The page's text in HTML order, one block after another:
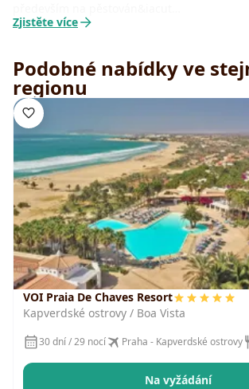
Zjistěte více
Podobné nabídky ve
regionu
VOI Praia De Chaves Resort
Kapverdské ostrovy / Boa Vista
30 dní / 29 nocí Praha - Kapverdské ostrovy
Na vyžádání